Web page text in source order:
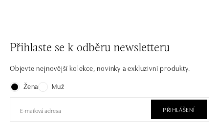
Přihlaste se k odběru newsletteru
Objevte nejnovější kolekce, novinky a exkluzivní produkty.
Žena
Muž
PŘIHLÁŠENÍ